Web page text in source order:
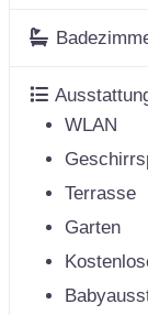
WLAN
Terrasse
Garten